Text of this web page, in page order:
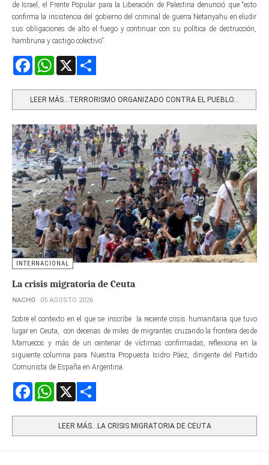
de Israel, el Frente Popular para la Liberación de Palestina denunció que “esto
confirma la insistencia del gobierno del criminal de guerra Netanyahu en eludir
sus obligaciones de alto el fuego y continuar con su política de destrucción,
hambruna y castigo colectivo”.
FacebookWhatsApp
LEER MÁS…TERRORISMO ORGANIZADO CONTRA EL PUEBLO...
INTERNACIONAL
La crisis migratoria de Ceuta
NACHO 05 AGOSTO 2026
Sobre el contexto en el que se inscribe la reciente crisis humanitaria que tuvo
lugar en Ceuta, con decenas de miles de migrantes cruzando la frontera desde
Marruecos y más de un centenar de víctimas confirmadas, reflexiona en la
siguiente columna para Nuestra Propuesta Isidro Páez, dirigente del Partido
Comunista de España en Argentina.
FacebookWhatsApp
LEER MÁS…LA CRISIS MIGRATORIA DE CEUTA